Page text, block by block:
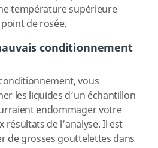
température supérieure
de rosée.
conditionnement
vous
les liquides d’un échantillon
endommager votre
de l’analyse. Il est
de grosses gouttelettes dans